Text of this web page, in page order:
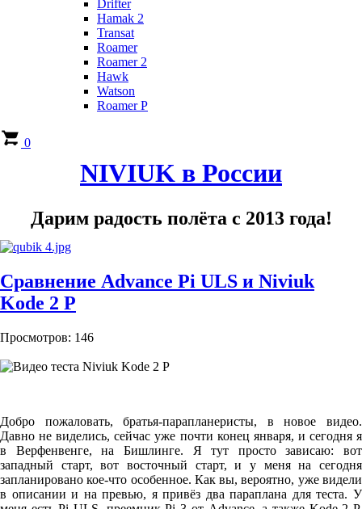
Drifter
Hamak 2
Transat
Roamer
Roamer 2
Hawk
Watson
Roamer P
0
NIVIUK в России
Дарим радость полёта с 2013 года!
Сравнение Advance Pi ULS и Niviuk
Kode 2 P
Просмотров: 146
Добро пожаловать, братья-парапланеристы, в новое видео.
Давно не виделись, сейчас уже почти конец января, и сегодня я
в Верфенвенге, на Бишлинге. Я тут просто зависаю: вот
западный старт, вот восточный старт, и у меня на сегодня
запланировано кое-что особенное. Как вы, вероятно, уже видели
в описании и на превью, я привёз два параплана для теста. У